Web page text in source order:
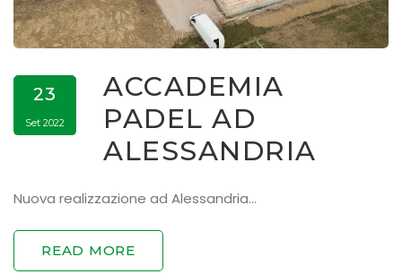
23
Set 2022
ACCADEMIA
PADEL AD
ALESSANDRIA
Nuova realizzazione ad Alessandria…
READ MORE